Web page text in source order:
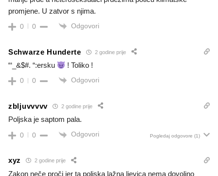
promjene. U zatvor s njima.
0 0 Odgovori
Schwarze Hunderte 2 godine prije
“‘_&$#. “:ersku ! Toliko !
0 0 Odgovori
zbljuvvvvv 2 godine prije
Poljska je saptom pala.
0 0 Odgovori Pogledaj odgovore (1)
xyz 2 godine prije
Zakon neče proči jer ta poljska lažna ljevica nema dovoljno